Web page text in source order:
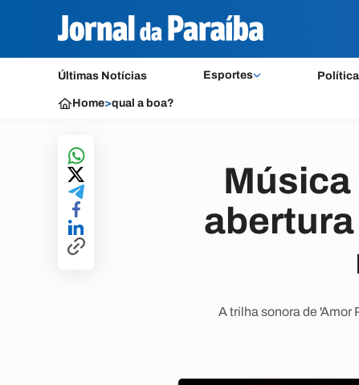
Últimas Notícias Esportes Política
Home>qual a boa?
Música
A trilha sonora de